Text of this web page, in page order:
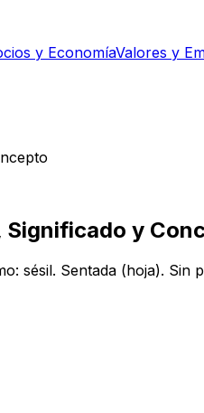
y EconomíaValores y
Significado y
sésil. Sentada (hoja). Sin